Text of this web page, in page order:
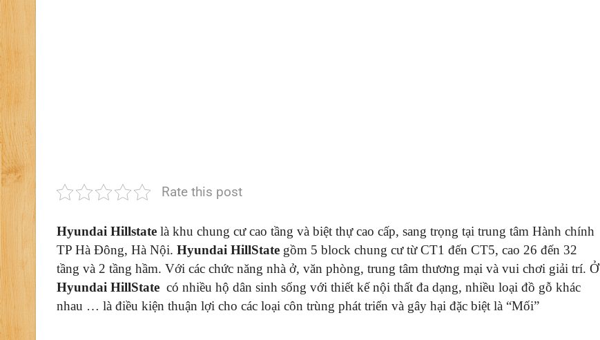
Rate this post
Hyundai Hillstate là khu chung cư cao tầng và biệt thự cao cấp, sang trọng tại trung tâm Hành chính
TP Hà Đông, Hà Nội. Hyundai HillState gồm 5 block chung cư từ CT1 đến CT5, cao 26 đến 32
tầng và 2 tầng hầm. Với các chức năng nhà ở, văn phòng, trung tâm thương mại và vui chơi giải trí. Ở
Hyundai HillState có nhiều hộ dân sinh sống với thiết kế nội thất đa dạng, nhiều loại đồ gỗ khác
nhau … là điều kiện thuận lợi cho các loại côn trùng phát triển và gây hại đặc biệt là “Mối”